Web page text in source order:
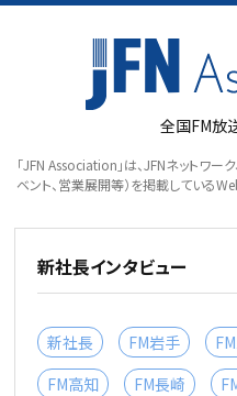
全国FM放
「JFN Association」は、JFNネットワー
ベント、営業展開等）を掲載している
新社長インタビュー
新社長 FM岩手
FM高知
FM長崎